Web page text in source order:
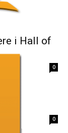
i Hall of
0
0